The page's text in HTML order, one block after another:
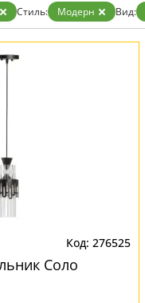
Бронза
Золото
Прозрачные
Стиль: Модерн Вид:
276525
Соло